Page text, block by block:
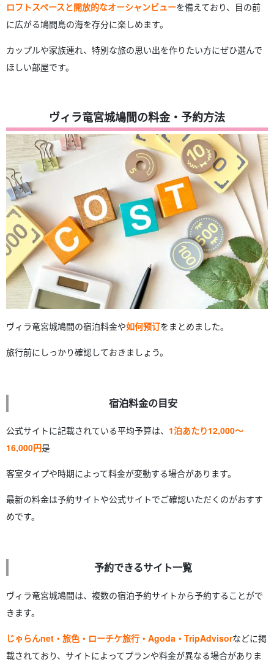
ロフトスペースと開放的なオーシャンビューを備えており、目の前
に広がる鳩間島の海を存分に楽しめます。
カップルや家族連れ、特別な旅の思い出を作りたい方にぜひ選んで
ほしい部屋です。
ヴィラ竜宮城鳩間の料金・予約方法
ヴィラ竜宮城鳩間の宿泊料金や如何预订をまとめました。
旅行前にしっかり確認しておきましょう。
宿泊料金の目安
公式サイトに記載されている平均予算は、 1泊あたり12,000〜
16,000円是
客室タイプや時期によって料金が変動する場合があります。
最新の料金は予約サイトや公式サイトでご確認いただくのがおすす
めです。
予約できるサイト一覧
ヴィラ竜宮城鳩間は、複数の宿泊予約サイトから予約することがで
きます。
じゃらんnet・旅色・ローチケ旅行・Agoda・TripAdvisorなどに掲
載されており、サイトによってプランや料金が異なる場合がありま